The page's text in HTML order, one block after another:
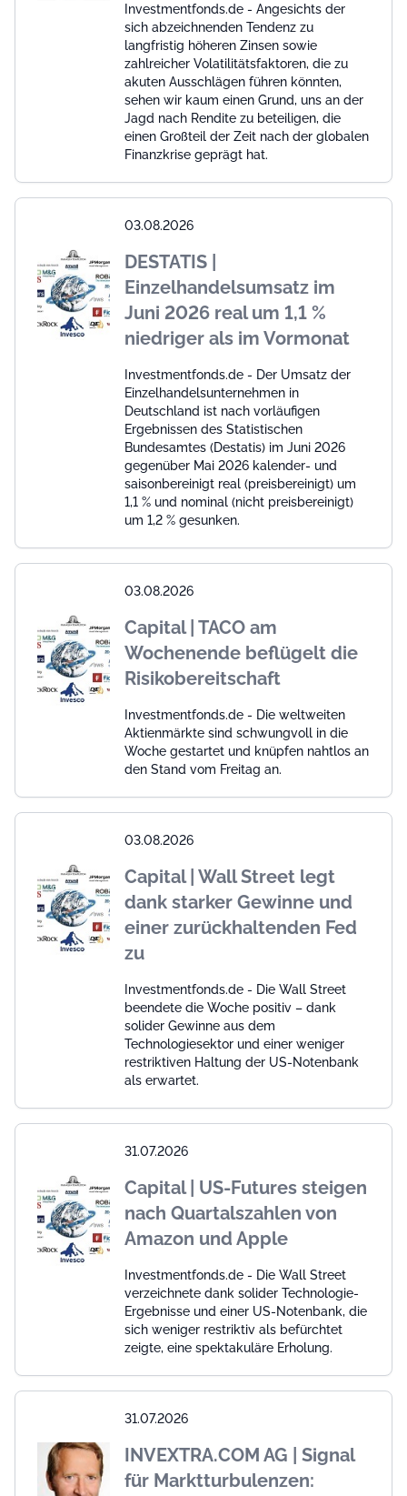
Investmentfonds.de - Angesichts der
sich abzeichnenden Tendenz zu
langfristig höheren Zinsen sowie
zahlreicher Volatilitätsfaktoren, die zu
akuten Ausschlägen führen könnten,
sehen wir kaum einen Grund, uns an der
Jagd nach Rendite zu beteiligen, die
einen Großteil der Zeit nach der globalen
Finanzkrise geprägt hat.
03.08.2026
DESTATIS |
Einzelhandelsumsatz im
Juni 2026 real um 1,1 %
niedriger als im Vormonat
Investmentfonds.de - Der Umsatz der
Einzelhandelsunternehmen in
Deutschland ist nach vorläufigen
Ergebnissen des Statistischen
Bundesamtes (Destatis) im Juni 2026
gegenüber Mai 2026 kalender- und
saisonbereinigt real (preisbereinigt) um
1,1 % und nominal (nicht preisbereinigt)
um 1,2 % gesunken.
03.08.2026
Capital | TACO am
Wochenende beflügelt die
Risikobereitschaft
Investmentfonds.de - Die weltweiten
Aktienmärkte sind schwungvoll in die
Woche gestartet und knüpfen nahtlos an
den Stand vom Freitag an.
03.08.2026
Capital | Wall Street legt
dank starker Gewinne und
einer zurückhaltenden Fed
zu
Investmentfonds.de - Die Wall Street
beendete die Woche positiv – dank
solider Gewinne aus dem
Technologiesektor und einer weniger
restriktiven Haltung der US-Notenbank
als erwartet.
31.07.2026
Capital | US-Futures steigen
nach Quartalszahlen von
Amazon und Apple
Investmentfonds.de - Die Wall Street
verzeichnete dank solider Technologie-
Ergebnisse und einer US-Notenbank, die
sich weniger restriktiv als befürchtet
zeigte, eine spektakuläre Erholung.
31.07.2026
INVEXTRA.COM AG | Signal
für Marktturbulenzen: